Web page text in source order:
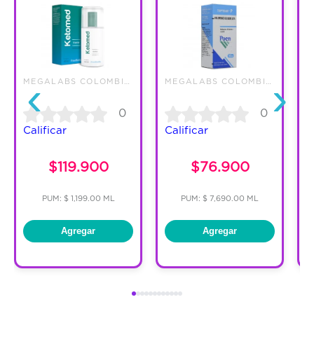
‹ 0
Calificar
$119.900
PUM: $ 1,199.00 ML
Agregar
0
Calificar
$76.900
PUM: $ 7,690.00 ML
Agregar
›